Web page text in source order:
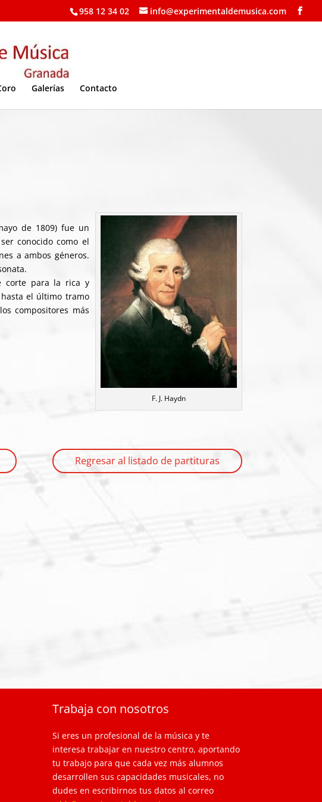
958 12 34 02 info@experimentaldemusica.com
Galerías Contacto
F. J. Haydn
de 1809) fue un
conocido como el
a ambos géneros.
corte para la rica y
el último tramo
compositores más
Regresar al listado de partituras
Trabaja con nosotros
Si eres un profesional de la música y te
interesa trabajar en nuestro centro, aportando
tu trabajo para que cada vez más alumnos
desarrollen sus capacidades musicales, no
dudes en escribirnos tus datos al correo